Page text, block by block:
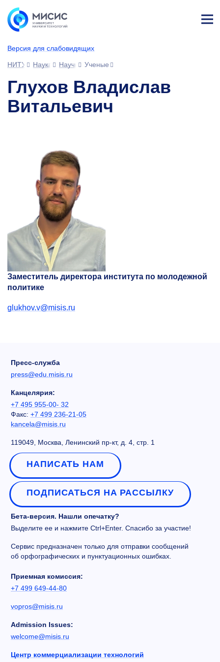
Версия для слабовидящих
НИТУ МИСИС
Наука Научное сообщество
Ученые
Глухов Владислав
Витальевич
Заместитель директора института по молодежной
политике
glukhov.v@misis.ru
Пресс-служба
press@edu.misis.ru
Канцелярия:
+7 495 955-00- 32
Факс: +7 499 236-21-05
kancela@misis.ru
119049, Москва, Ленинский пр-кт, д. 4, стр. 1
НАПИСАТЬ НАМ
ПОДПИСАТЬСЯ НА РАССЫЛКУ
Бета-версия. Нашли опечатку?
Выделите ее и нажмите Ctrl+Enter. Спасибо за участие!
Сервис предназначен только для отправки сообщений
об орфографических и пунктуационных ошибках.
Приемная комиссия:
+7 499 649-44-80
vopros@misis.ru
Admission Issues:
welcome@misis.ru
Центр коммерциализации технологий